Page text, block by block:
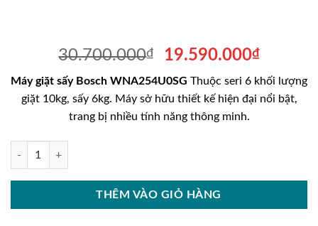
30.700.000₫
Giá
là:
30.700.000₫.
19.590.000₫Giá
hiện
tại
là:
Máy giặt sấy Bosch WNA254U0SG Thuộc seri 6 khối lượng
giặt 10kg, sấy 6kg. Máy sở hữu thiết kế hiện đại nổi bật,
trang bị nhiều tính năng thông minh.
MÁY GIẶT SẤY BOSCH WNA254U0SG 10/6KG SERI 6 số lượng
THÊM VÀO GIỎ HÀNG